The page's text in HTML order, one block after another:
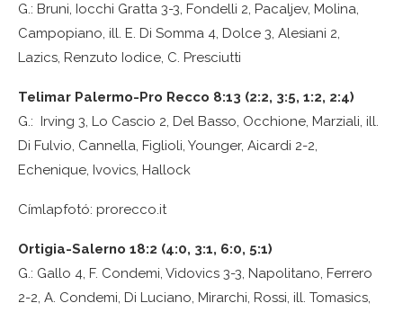
G.: Bruni, Iocchi Gratta 3-3, Fondelli 2, Pacaljev, Molina,
Campopiano, ill. E. Di Somma 4, Dolce 3, Alesiani 2,
Lazics, Renzuto Iodice, C. Presciutti
Telimar Palermo-Pro Recco 8:13 (2:2, 3:5, 1:2, 2:4)
G.: Irving 3, Lo Cascio 2, Del Basso, Occhione, Marziali, ill.
Di Fulvio, Cannella, Figlioli, Younger, Aicardi 2-2,
Echenique, Ivovics, Hallock
Címlapfotó: prorecco.it
Ortigia-Salerno 18:2 (4:0, 3:1, 6:0, 5:1)
G.: Gallo 4, F. Condemi, Vidovics 3-3, Napolitano, Ferrero
2-2, A. Condemi, Di Luciano, Mirarchi, Rossi, ill. Tomasics,